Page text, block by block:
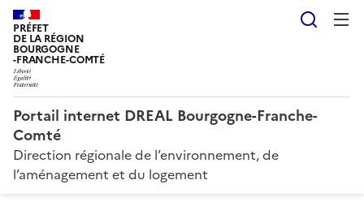
PRÉFET
DE LA RÉGION
BOURGOGNE
-FRANCHE-COMTÉ
Portail internet DREAL Bourgogne-Franche-
Comté
Direction régionale de l’environnement, de
l’aménagement et du logement